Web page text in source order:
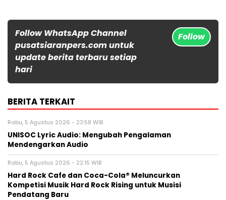
Follow WhatsApp Channel
pusatsiaranpers.com untuk
update berita terbaru setiap
hari
Follow
BERITA TERKAIT
Rabu, 5 Agustus 2026 - 23:58 WIB
UNISOC Lyric Audio: Mengubah Pengalaman
Mendengarkan Audio
Rabu, 5 Agustus 2026 - 22:15 WIB
Hard Rock Cafe dan Coca-Cola® Meluncurkan
Kompetisi Musik Hard Rock Rising untuk Musisi
Pendatang Baru